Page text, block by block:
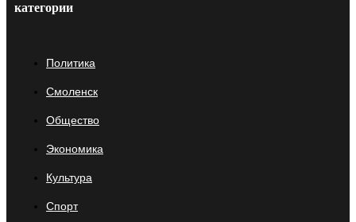
категории
Политика
Смоленск
Общество
Экономика
Культура
Спорт